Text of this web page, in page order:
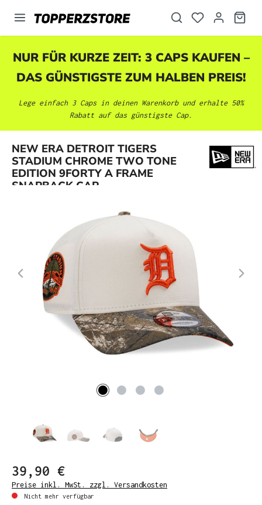
springen
NUR FÜR KURZE ZEIT: 3 CAPS KAUFEN –
DAS GÜNSTIGSTE ZUM HALBEN PREIS!
Lege einfach 3 Caps in deinen Warenkorb und erhalte 50%
Rabatt auf das günstigste Cap.
NEW ERA DETROIT TIGERS
STADIUM CHROME TWO TONE
EDITION 9FORTY A FRAME
SNAPBACK CAP
Bildergalerie überspringen
39,90 €
Preise inkl. MwSt. zzgl. Versandkosten
Nicht mehr verfügbar